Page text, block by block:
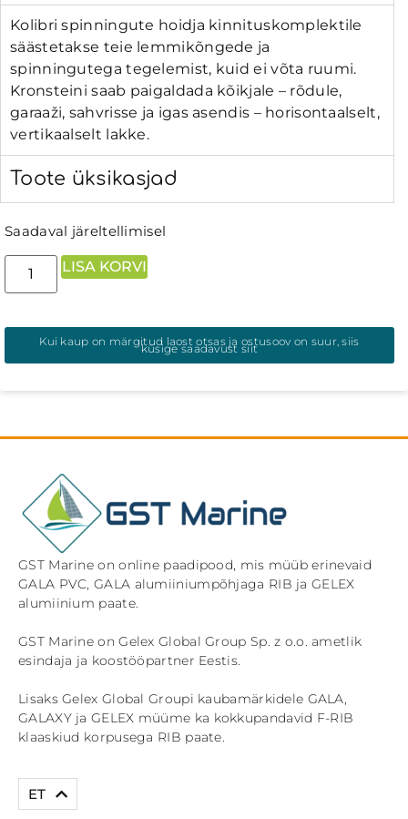
Kolibri spinningute hoidja kinnituskomplektile
säästetakse teie lemmikõngede ja
spinningutega tegelemist, kuid ei võta ruumi.
Kronsteini saab paigaldada kõikjale – rõdule,
garaaži, sahvrisse ja igas asendis – horisontaalselt,
vertikaalselt lakke.
Toote üksikasjad
Saadaval järeltellimisel
LISA KORVI
Kui kaup on märgitud laost otsas ja ostusoov on suur, siis
küsige saadavust siit
GST Marine on online paadipood, mis müüb erinevaid
GALA PVC, GALA alumiiniumpõhjaga RIB ja GELEX
alumiinium paate.
GST Marine on Gelex Global Group Sp. z o.o. ametlik
esindaja ja koostööpartner Eestis.
Lisaks Gelex Global Groupi kaubamärkidele GALA,
GALAXY ja GELEX müüme ka kokkupandavid F-RIB
klaaskiud korpusega RIB paate.
ET
EN